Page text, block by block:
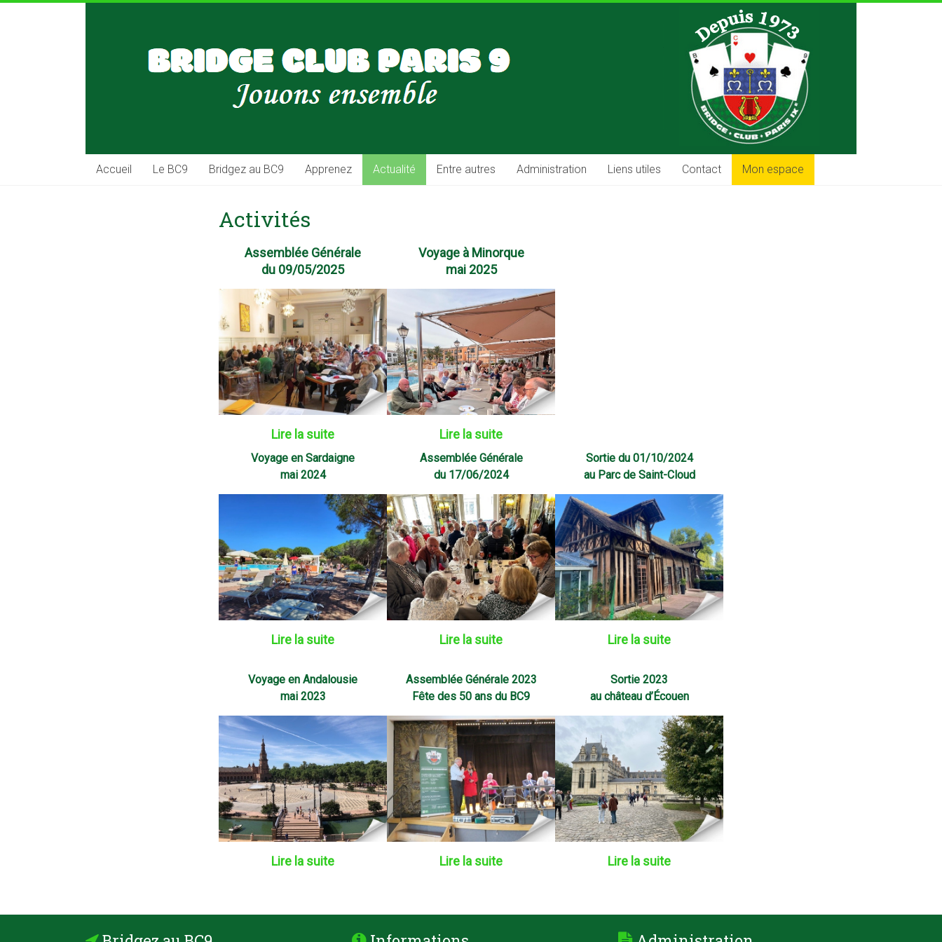
Accueil Le BC9 Bridgez au BC9 Apprenez Actualité Entre autres Administration Liens utiles Contact Mon espace
Activités
Assemblée Générale
du 09/05/2025
Lire la suite
Voyage à Minorque
mai 2025
Lire la suite
Voyage en Sardaigne
mai 2024
Lire la suite
Assemblée Générale
du 17/06/2024
Lire la suite
Sortie du 01/10/2024
au Parc de Saint-Cloud
Lire la suite
Voyage en Andalousie
mai 2023
Lire la suite
Assemblée Générale 2023
Fête des 50 ans du BC9
Lire la suite
Sortie 2023
au château d’Écouen
Lire la suite